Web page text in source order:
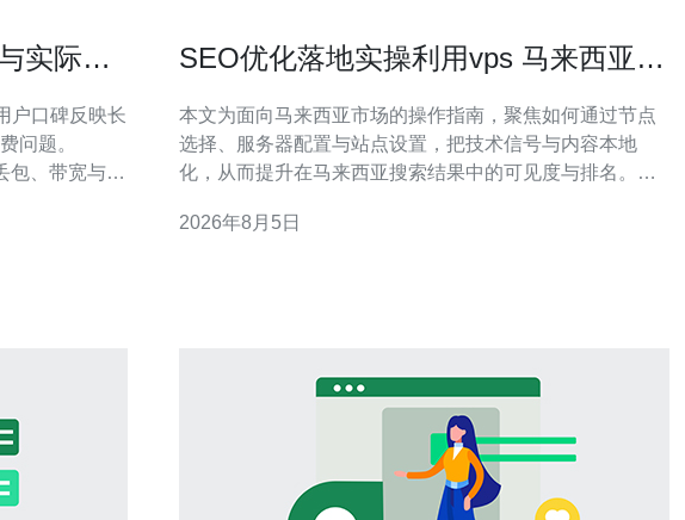
实际测
户口碑反映长
问题。
包、带宽与
服。 （4）
SEO优化落地实操利用vps 马来西亚节
本文为面向马来西亚市场的操作指南，聚焦如何通过节点
选择、服务器配置与站点设置，把技术信号与内容本地
化，从而提升在马来西亚搜索结果中的可见度与排名。文
么选择合适的VPS马来西亚节点供应商? 首先评估供应商
2026年8月5日